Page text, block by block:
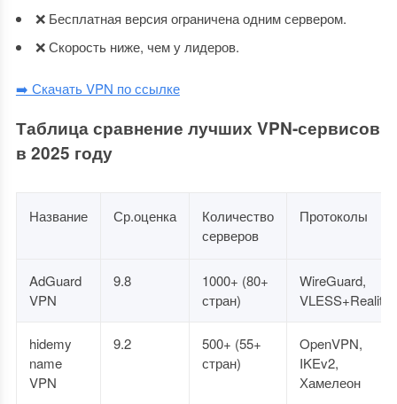
❌ Бесплатная версия ограничена одним сервером.
❌ Скорость ниже, чем у лидеров.
➡️ Скачать VPN по ссылке
Таблица сравнение лучших VPN-сервисов
в 2025 году
Название Ср.оценка
Количество
серверов
Протоколы
AdGuard
VPN
9.8
1000+ (80+
стран)
WireGuard,
VLESS+Reality
hidemy
name
VPN
9.2
500+ (55+
стран)
OpenVPN,
IKEv2,
Хамелеон